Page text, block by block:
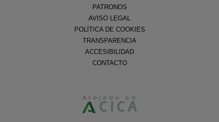
PATRONOS
AVISO LEGAL
POLÍTICA DE COOKIES
TRANSPARENCIA
ACCESIBILIDAD
CONTACTO